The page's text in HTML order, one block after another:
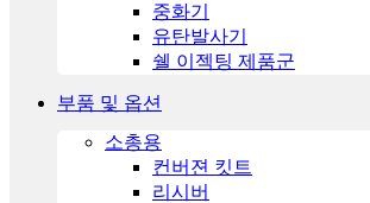
중화기
유탄발사기
쉘 이젝팅 제품군
부품 및 옵션
소총용
컨버젼 킷트
리시버